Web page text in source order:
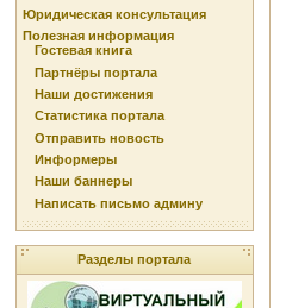
Юридическая консультация
Полезная информация
Гостевая книга
Партнёры портала
Наши достижения
Статистика портала
Отправить новость
Информеры
Наши баннеры
Написать письмо админу
Разделы портала